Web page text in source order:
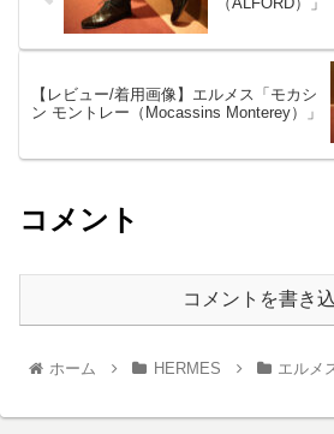
【レビュー/着用画像】エルメス「モカシ
ン モントレー（Mocassins Monterey）」
コメント
コメントを書き
ホーム HERMES エルメ